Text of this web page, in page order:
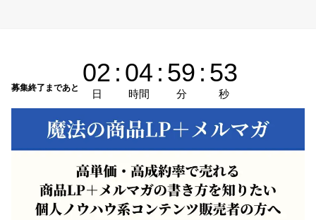
募集終了まであと
02
日
: 04
時間
: 59
分
: 52
秒